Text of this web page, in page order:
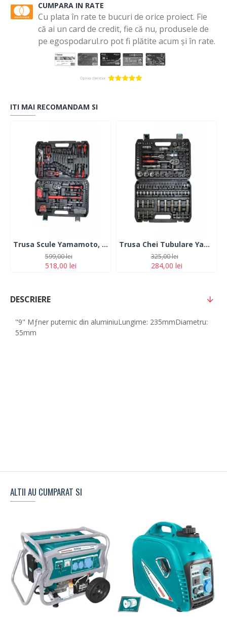
CUMPARA IN RATE
Cu plata în rate te bucuri de orice proiect. Fie
că ai un card de credit, fie că nu, produsele de
pe egospodarul.ro pot fi plătite acum și în rate.
ITI MAI RECOMANDAM SI
Trusa Scule Yamamoto, 92 Piese
518,00 lei
599,00 lei
Trusa Chei Tubulare Yamamoto, 108 piese
284,00 lei
325,00 lei
DESCRIERE
"9" Mƒner puternic din aluminiuLungime: 235mmDiametru:
55mm
ALTII AU CUMPARAT SI